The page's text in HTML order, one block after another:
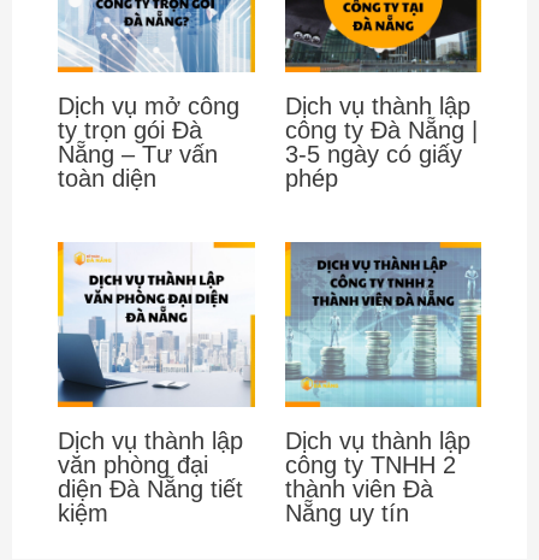
Dịch vụ mở công
ty trọn gói Đà
Nẵng – Tư vấn
toàn diện
Dịch vụ thành lập
công ty Đà Nẵng |
3-5 ngày có giấy
phép
Dịch vụ thành lập
văn phòng đại
diện Đà Nẵng tiết
kiệm
Dịch vụ thành lập
công ty TNHH 2
thành viên Đà
Nẵng uy tín